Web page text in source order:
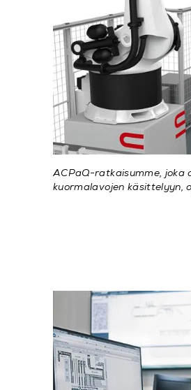
ACPaQ-ratkaisumme, joka
kuormalavojen käsittelyyn,